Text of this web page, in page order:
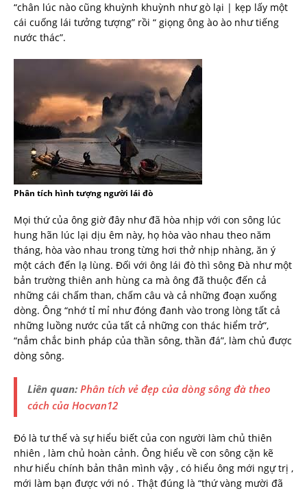
“chân lúc nào cũng khuỳnh khuỳnh như gò lại | kẹp lấy một
cái cuống lái tưởng tượng” rồi “ giọng ông ào ào như tiếng
nước thác”.
Phân tích hình tượng người lái đò
Mọi thứ của ông giờ đây như đã hòa nhịp với con sông lúc
hung hãn lúc lại dịu êm này, họ hòa vào nhau theo năm
tháng, hòa vào nhau trong từng hơi thở nhịp nhàng, ăn ý
một cách đến lạ lùng. Đối với ông lái đò thì sông Đà như một
bản trường thiên anh hùng ca mà ông đã thuộc đến cả
những cái chấm than, chấm câu và cả những đoạn xuống
dòng. Ông “nhớ tỉ mỉ như đóng đanh vào trong lòng tất cả
những luồng nước của tất cả những con thác hiểm trở”,
“nắm chắc binh pháp của thần sông, thần đá”, làm chủ được
dòng sông.
Liên quan: Phân tích vẻ đẹp của dòng sông đà theo
cách của Hocvan12
Đó là tư thế và sự hiểu biết của con người làm chủ thiên
nhiên , làm chủ hoàn cảnh. Ông hiểu về con sông cặn kẽ
như hiểu chính bản thân mình vậy , có hiểu ông mới ngự trị ,
mới làm bạn được với nó . Thật đúng là “thứ vàng mười đã